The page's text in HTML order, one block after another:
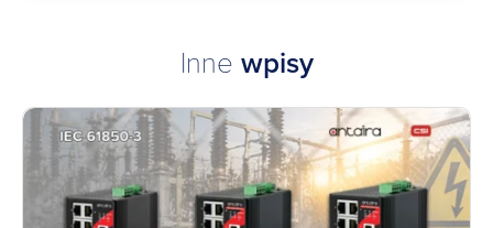
Inne wpisy